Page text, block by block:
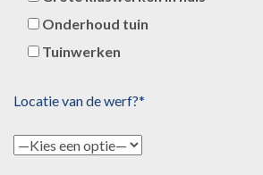
Onderhoud tuin
Tuinwerken
Locatie van de werf?*